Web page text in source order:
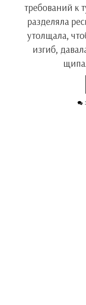
требований к
разделяла
утолщала,
изгиб,